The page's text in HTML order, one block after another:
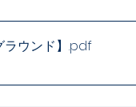
ウンド】 .pdf